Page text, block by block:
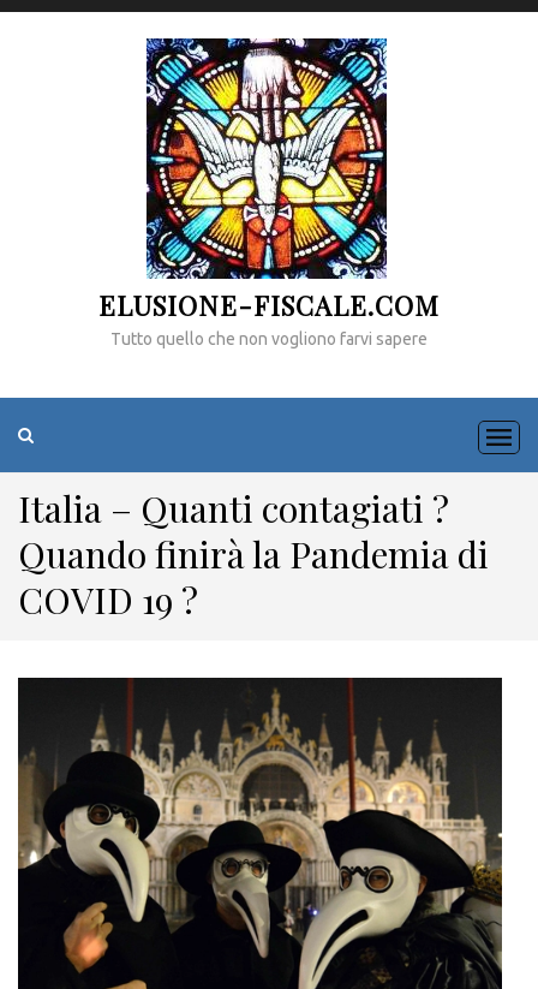
ELUSIONE-FISCALE.COM
Tutto quello che non vogliono farvi sapere
Italia – Quanti contagiati ?
Quando finirà la Pandemia di
COVID 19 ?